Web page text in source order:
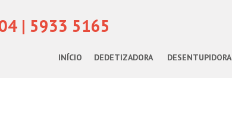
| 5933 5165
INÍCIO DEDETIZADORA DESENTUPIDORA